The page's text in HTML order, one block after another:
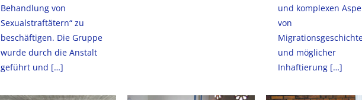
Behandlung von
Sexualstraftätern“ zu
beschäftigen. Die Gruppe
wurde durch die Anstalt
geführt und […]
und komplexen
von
und möglicher
Inhaftierung[…]